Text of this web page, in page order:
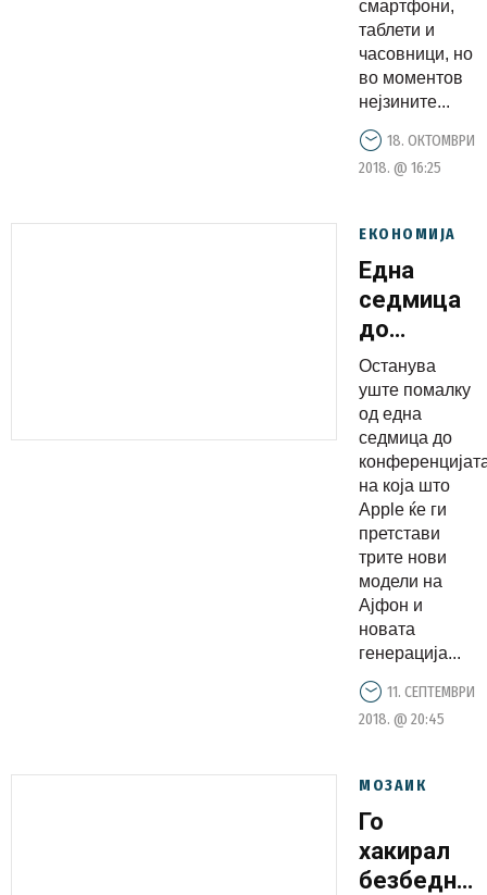
смартфони,
таблети и
часовници, но
во моментов
нејзините...
18. ОКТОМВРИ
2018. @ 16:25
ЕКОНОМИЈА
Eдна
седмица
до
на која
што Apple
ќе ги
претстави
трите
нови
модели
на Ајфон и
новата
генерација
на
паметниот
Останува
уште помалку
од една
седмица до
на која што
Apple ќе ги
претстави
трите нови
модели на
Ајфон и
новата
генерација...
11. СЕПТЕМВРИ
2018. @ 20:45
МОЗАИК
Го
хакирал